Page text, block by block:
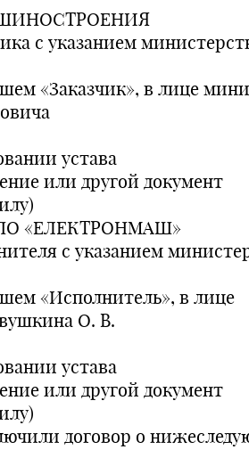
с указанием
«Заказчик», в лице
устава
или другой документ
«ЕЛЕКТРОНМАШ»
с указанием
«Исполнитель», в лице
О. В.
устава
или другой документ
договор о